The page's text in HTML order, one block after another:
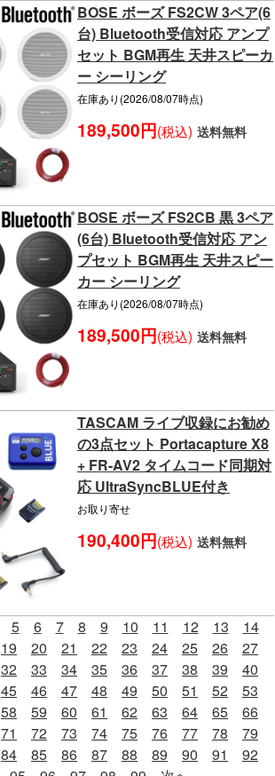
BOSE ボーズ FS2CW 3ペア(6
台) Bluetooth受信対応 アンプ
セット BGM再生 天井スピーカ
ー シーリング
在庫あり(2026/08/07時点)
189,500円(税込) 送料無料
BOSE ボーズ FS2CB 黒 3ペア
(6台) Bluetooth受信対応 アン
プセット BGM再生 天井スピー
カー シーリング
在庫あり(2026/08/07時点)
189,500円(税込) 送料無料
TASCAM ライブ収録にお勧め
の3点セット Portacapture X8
+ FR-AV2 タイムコード同期対
応 UltraSyncBLUE付き
お取り寄せ
190,400円(税込) 送料無料
5 6 7 8 9 10 11 12 13
14
19 20 21 22 23 24 25 26
27
32 33 34 35 36 37 38 39
40
45 46 47 48 49 50 51 52
53
58 59 60 61 62 63 64 65
66
71 72 73 74 75 76 77 78
79
84 85 86 87 88 89 90 91
92